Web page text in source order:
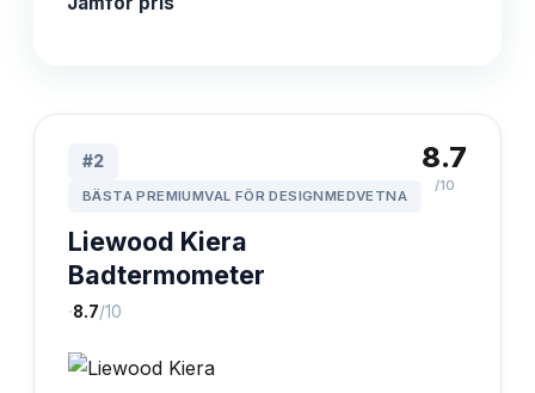
#2
BÄSTA PREMIUMVAL FÖR DESIGNMEDVETNA
Liewood Kiera
Badtermometer
·8.7/10
8.7
/10